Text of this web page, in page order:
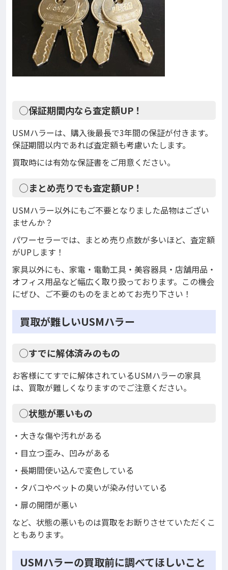
◯保証期間内なら査定額UP！
USMハラーは、購入後最長で3年間の保証が付きます。
保証期間以内であれば査定額も考慮いたします。
買取時には有効な保証書をご用意ください。
◯まとめ売りでも査定額UP！
USMハラー以外にもご不要となりました品物はござい
ませんか？
パワーセラーでは、まとめ売り点数が多いほど、査定額
がUPします！
家具以外にも、家電・電動工具・美容器具・店舗用品・
オフィス用品など幅広く取り扱っております。この機会
にぜひ、ご不要のものをまとめてお売り下さい！
買取が難しいUSMハラー
◯すでに解体済みのもの
お客様にてすでに解体されているUSMハラーの家具
は、買取が難しくなりますのでご注意ください。
◯状態が悪いもの
・大きな傷や汚れがある
・目立つ歪み、凹みがある
・長期間使い込んで変色している
・タバコやペットの臭いが染み付いている
・扉の開閉が悪い
など、状態の悪いものは買取をお断りさせていただくこ
ともあります。
USMハラーの買取前に調べてほしいこと